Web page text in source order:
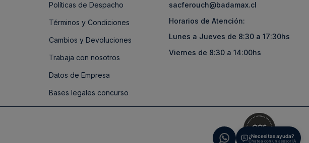
¿Necesitas ayuda?
Chatea con un asesor IA
Políticas de Despacho
Términos y Condiciones
Cambios y Devoluciones
Trabaja con nosotros
Datos de Empresa
Bases legales concurso
sacferouch@badamax.cl
Horarios de Atención:
Lunes a Jueves de 8:30 a 17:30hs
Viernes de 8:30 a 14:00hs